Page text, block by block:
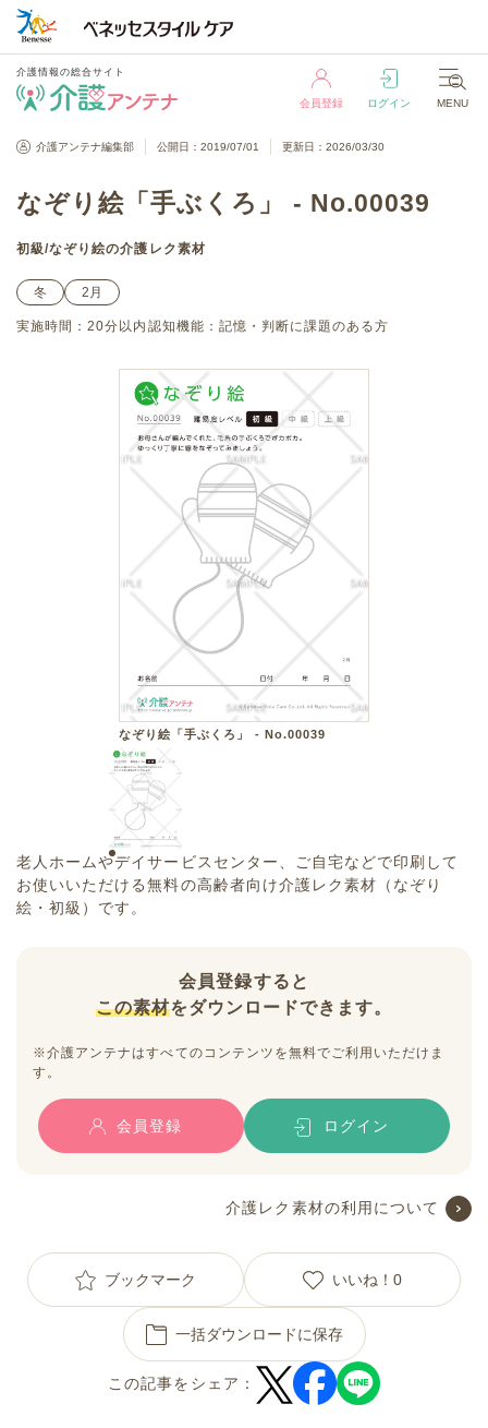
介護情報の総合サイト
会員登録 ログイン MENU
介護情報の総合サイト
介護アンテナ編集部 公開日：2019/07/01 更新日：2026/03/30
なぞり絵「手ぶくろ」 - No.00039
初級/なぞり絵の介護レク素材
冬 2月
実施時間：20分以内 認知機能： 記憶・判断に課題のある方
なぞり絵「手ぶくろ」 - No.00039
老人ホームやデイサービスセンター、ご自宅などで印刷して
お使いいただける無料の高齢者向け介護レク素材（なぞり
絵・初級）です。
会員登録すると
この素材をダウンロードできます。
※介護アンテナはすべてのコンテンツを無料でご利用いただけま
す。
会員登録 ログイン
介護レク素材の利用について
ブックマーク いいね！ 0
一括ダウンロードに保存
この記事をシェア：